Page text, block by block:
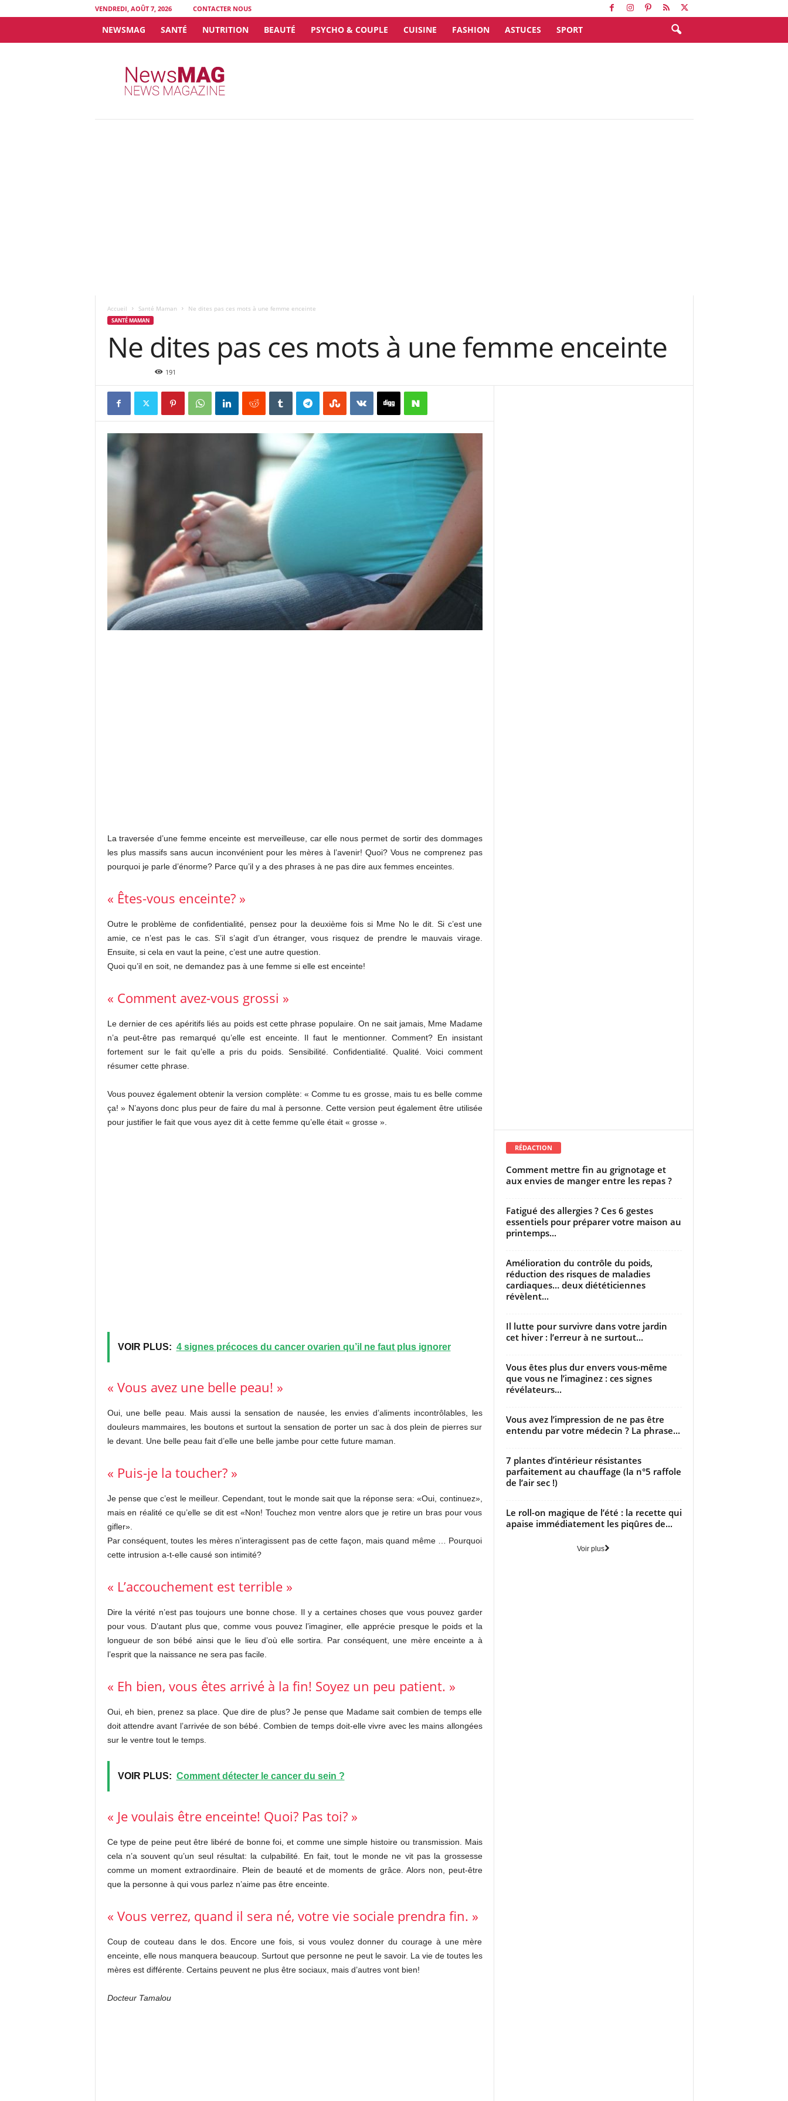
VENDREDI, AOÛT 7, 2026 CONTACTER NOUS
NEWSMAG SANTÉ NUTRITION BEAUTÉ PSYCHO & COUPLE CUISINE FASHION ASTUCES SPORT
Accueil Santé Maman Ne dites pas ces mots à une femme enceinte
SANTÉ MAMAN
Ne dites pas ces mots à une femme enceinte
191
La traversée d’une femme enceinte est merveilleuse, car elle nous permet de sortir des dommages
les plus massifs sans aucun inconvénient pour les mères à l’avenir! Quoi? Vous ne comprenez pas
pourquoi je parle d’énorme? Parce qu’il y a des phrases à ne pas dire aux femmes enceintes.
« Êtes-vous enceinte? »
Outre le problème de confidentialité, pensez pour la deuxième fois si Mme No le dit. Si c’est une
amie, ce n’est pas le cas. S’il s’agit d’un étranger, vous risquez de prendre le mauvais virage.
Ensuite, si cela en vaut la peine, c’est une autre question.
Quoi qu’il en soit, ne demandez pas à une femme si elle est enceinte!
« Comment avez-vous grossi »
Le dernier de ces apéritifs liés au poids est cette phrase populaire. On ne sait jamais, Mme Madame
n’a peut-être pas remarqué qu’elle est enceinte. Il faut le mentionner. Comment? En insistant
fortement sur le fait qu’elle a pris du poids. Sensibilité. Confidentialité. Qualité. Voici comment
résumer cette phrase.
Vous pouvez également obtenir la version complète: « Comme tu es grosse, mais tu es belle comme
ça! » N’ayons donc plus peur de faire du mal à personne. Cette version peut également être utilisée
pour justifier le fait que vous ayez dit à cette femme qu’elle était « grosse ».
VOIR PLUS: 4 signes précoces du cancer ovarien qu’il ne faut plus ignorer
« Vous avez une belle peau! »
Oui, une belle peau. Mais aussi la sensation de nausée, les envies d’aliments incontrôlables, les
douleurs mammaires, les boutons et surtout la sensation de porter un sac à dos plein de pierres sur
le devant. Une belle peau fait d’elle une belle jambe pour cette future maman.
« Puis-je la toucher? »
Je pense que c’est le meilleur. Cependant, tout le monde sait que la réponse sera: «Oui, continuez»,
mais en réalité ce qu’elle se dit est «Non! Touchez mon ventre alors que je retire un bras pour vous
gifler».
Par conséquent, toutes les mères n’interagissent pas de cette façon, mais quand même … Pourquoi
cette intrusion a-t-elle causé son intimité?
« L’accouchement est terrible »
Dire la vérité n’est pas toujours une bonne chose. Il y a certaines choses que vous pouvez garder
pour vous. D’autant plus que, comme vous pouvez l’imaginer, elle apprécie presque le poids et la
longueur de son bébé ainsi que le lieu d’où elle sortira. Par conséquent, une mère enceinte a à
l’esprit que la naissance ne sera pas facile.
« Eh bien, vous êtes arrivé à la fin! Soyez un peu patient. »
Oui, eh bien, prenez sa place. Que dire de plus? Je pense que Madame sait combien de temps elle
doit attendre avant l’arrivée de son bébé. Combien de temps doit-elle vivre avec les mains allongées
sur le ventre tout le temps.
VOIR PLUS: Comment détecter le cancer du sein ?
« Je voulais être enceinte! Quoi? Pas toi? »
Ce type de peine peut être libéré de bonne foi, et comme une simple histoire ou transmission. Mais
cela n’a souvent qu’un seul résultat: la culpabilité. En fait, tout le monde ne vit pas la grossesse
comme un moment extraordinaire. Plein de beauté et de moments de grâce. Alors non, peut-être
que la personne à qui vous parlez n’aime pas être enceinte.
« Vous verrez, quand il sera né, votre vie sociale prendra fin. »
Coup de couteau dans le dos. Encore une fois, si vous voulez donner du courage à une mère
enceinte, elle nous manquera beaucoup. Surtout que personne ne peut le savoir. La vie de toutes les
mères est différente. Certains peuvent ne plus être sociaux, mais d’autres vont bien!
Docteur Tamalou
RÉDACTION
Comment mettre fin au grignotage et
aux envies de manger entre les repas ?
Fatigué des allergies ? Ces 6 gestes
essentiels pour préparer votre maison au
printemps...
Amélioration du contrôle du poids,
réduction des risques de maladies
cardiaques… deux diététiciennes
révèlent...
Il lutte pour survivre dans votre jardin
cet hiver : l’erreur à ne surtout...
Vous êtes plus dur envers vous-même
que vous ne l’imaginez : ces signes
révélateurs...
Vous avez l’impression de ne pas être
entendu par votre médecin ? La phrase...
7 plantes d’intérieur résistantes
parfaitement au chauffage (la n°5 raffole
de l’air sec !)
Le roll-on magique de l’été : la recette qui
apaise immédiatement les piqûres de...
Voir plus